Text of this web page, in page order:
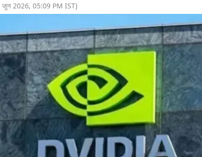
जून 2026, 05:09 PM IST)